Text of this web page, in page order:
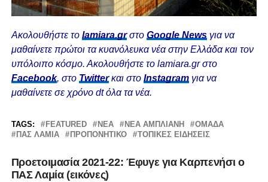
Ακολουθήστε το lamiara.grστο Google Newsγια να
μαθαίνετε πρώτοι τα κυανόλευκα νέα στην Ελλάδα και τον
υπόλοιπο κόσμο. Ακολουθήστε το lamiara.gr στο
Facebook, στο Twitterκαι στο Instagram για να
μαθαίνετε σε χρόνο dt όλα τα νέα.
TAGS: FEATURED ΝΈΑ ΝΕΑ ΑΜΠΛΙΑΝΗ
ΟΜΆΔΑ
ΠΑΣ ΛΑΜΙΑ
ΠΡΟΠΟΝΗΤΙΚΟ ΤΟΠΙΚΕΣ ΕΙΔΗΣΕΙΣ
Προετοιμασία 2021-22: Έφυγε για Καρπενήσι ο
ΠΑΣ Λαμία (εικόνες)